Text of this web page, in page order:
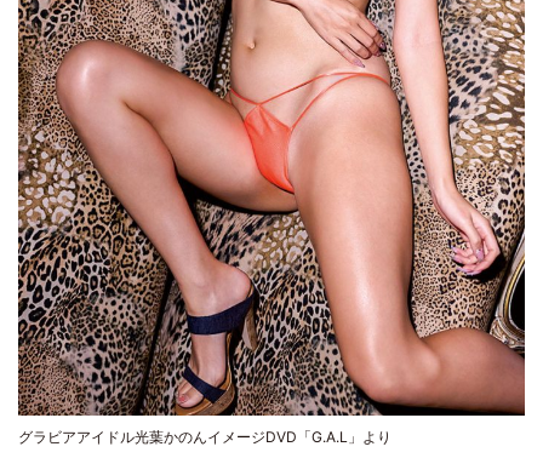
グラビアアイドル光葉かのんイメージDVD「G.A.L」より